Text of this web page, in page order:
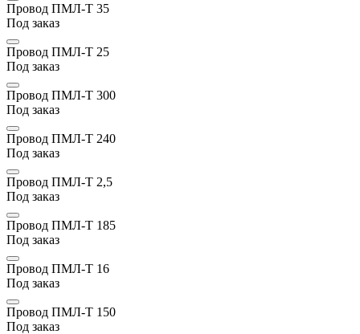
Провод ПМЛ-Т 35
Под заказ
Провод ПМЛ-Т 25
Под заказ
Провод ПМЛ-Т 300
Под заказ
Провод ПМЛ-Т 240
Под заказ
Провод ПМЛ-Т 2,5
Под заказ
Провод ПМЛ-Т 185
Под заказ
Провод ПМЛ-Т 16
Под заказ
Провод ПМЛ-Т 150
Под заказ